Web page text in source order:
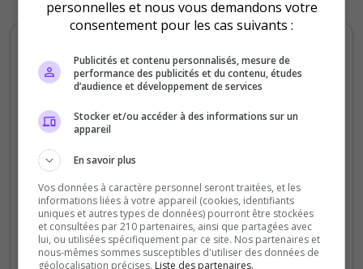
5/5
il y a 1 mois
Qualité
Staff du serveur
Ambiance
Disponibilité
C'est un excellent serveur RP sur l'univers
de Conan. Le staff et les joueurs
personnelles et nous vous demandons votre
consentement pour les cas suivants :
Publicités et contenu personnalisés, mesure de
performance des publicités et du contenu, études
d’audience et développement de services
Stocker et/ou accéder à des informations sur un
appareil
En savoir plus
Vos données à caractère personnel seront traitées, et les
informations liées à votre appareil (cookies, identifiants
uniques et autres types de données) pourront être stockées
et consultées par 210 partenaires, ainsi que partagées avec
lui, ou utilisées spécifiquement par ce site. Nos partenaires et
nous-mêmes sommes susceptibles d'utiliser des données de
géolocalisation précises. Liste des partenaires.